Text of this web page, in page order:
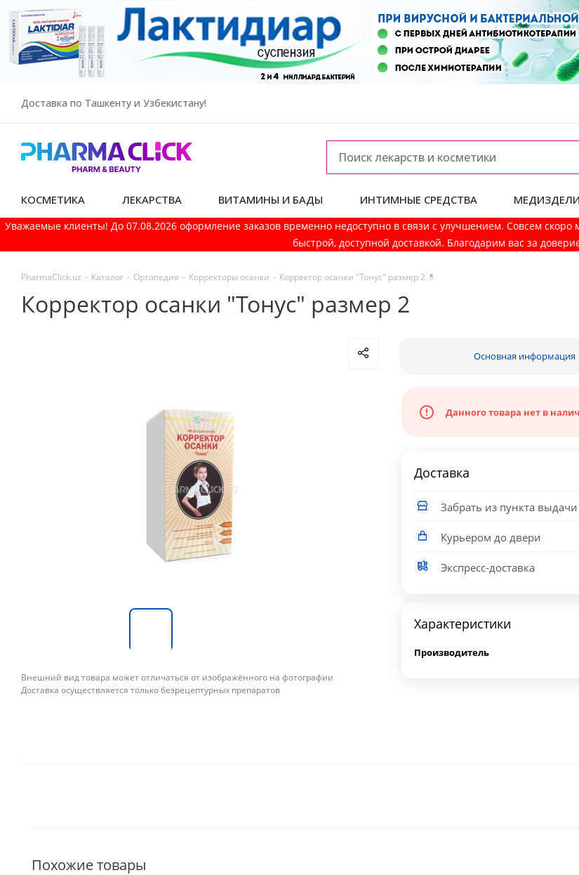
Доставка по Ташкенту и Узбекистану!
КОСМЕТИКА ЛЕКАРСТВА ВИТАМИНЫ И БАДЫ ИНТИМНЫЕ СРЕДСТВА
Уважаемые клиенты! До 07.08.2026 оформление заказов временно недоступно в связи с улучшением. Совсем
быстрой, доступной доставкой. Благодарим вас за
PharmaСlick.uz - Каталог - Ортопедия - Корректоры осанки - Корректор осанки "Тонус" размер 2 💊
Корректор осанки "Тонус" размер 2
Внешний вид товара может отличаться от изображённого на фотографии
Доставка осуществляется только безрецептурных препаратов
Основная информация
Данного товара нет в
Доставка
Забрать из пункта выдачи
Курьером до двери
Экспресс-доставка
Характеристики
Производитель
Похожие товары